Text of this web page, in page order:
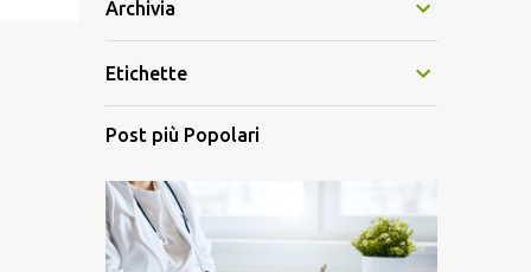
Archivia
Etichette
Post più Popolari